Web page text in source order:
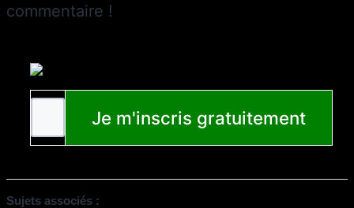
commentaire !
Sujets associés :